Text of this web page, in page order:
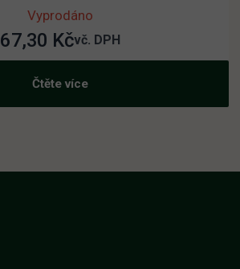
Vyprodáno
67,30 Kčvč. DPH
Čtěte více